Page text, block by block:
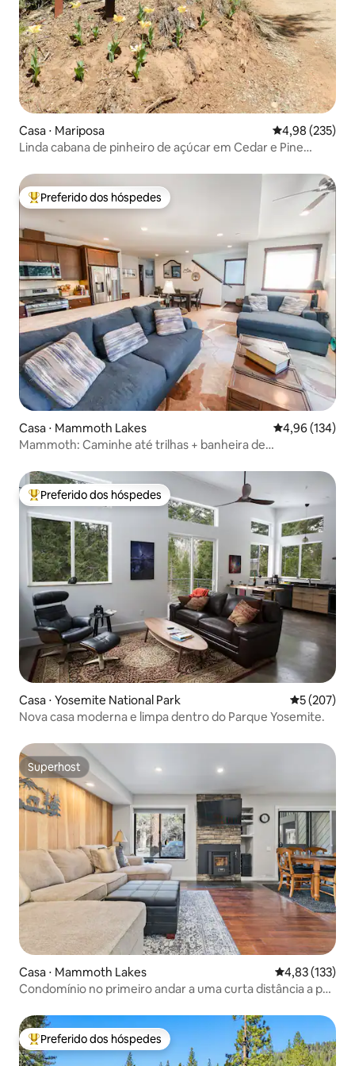
Casa ⋅ Mariposa 4,98 de uma
4,98 (235)
Linda cabana de pinheiro de açúcar em Cedar e Pine
Entre os melhores preferidos dos hóspedes
Preferido dos hóspedes
Casa ⋅ Mammoth Lakes 4,96 de uma
4,96 (134)
Mammoth: Caminhe até trilhas + banheira de
Entre os melhores preferidos dos hóspedes
Preferido dos hóspedes
Casa ⋅ Yosemite National Park 5 de uma
5 (207)
Nova casa moderna e limpa dentro do Parque Yosemite.
Superhost
Superhost
Casa ⋅ Mammoth Lakes 4,83 de uma
4,83 (133)
Condomínio no primeiro andar a uma curta distância a pé
Entre os melhores preferidos dos hóspedes
Preferido dos hóspedes